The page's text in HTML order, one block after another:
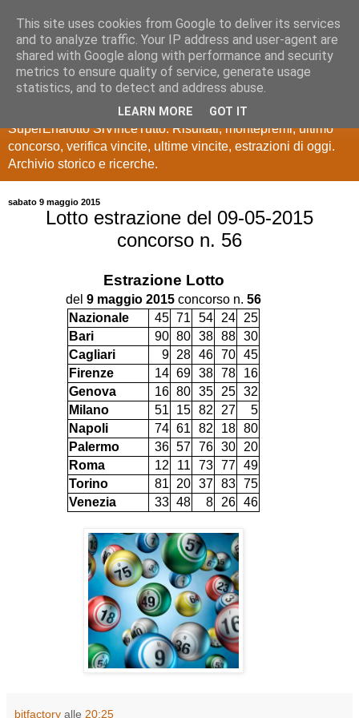
Estrazioni Lotto
SuperEnalotto
Ultime estrazioni di Lotto, SuperEnalotto, 10 e lotto,
SuperEnalotto SiVinceTutto. Risultati, montepremi, ultimo
concorso, verifica vincite, ultime vincite, estrazioni di oggi.
Archivio storico e ricerche.
sabato 9 maggio 2015
Lotto estrazione del 09-05-2015
concorso n. 56
Estrazione Lotto
del 9 maggio 2015 concorso n. 56
Nazionale
45 71 54 24
25
Bari
90 80 38 88 30
Cagliari
9 28 46 70 45
Firenze
14 69 38 78
16
Genova
16 80 35 25 32
Milano
51 15 82 27
5
Napoli
74 61 82 18 80
Palermo
36 57 76 30
20
Roma
12 11 73 77 49
Torino
81 20 37 83 75
Venezia
33 48 8 26 46
bitfactory alle 20:25
This site uses cookies from Google to deliver its services
and to analyze traffic. Your IP address and user-agent are
shared with Google along with performance and security
metrics to ensure quality of service, generate usage
statistics, and to detect and address abuse.
LEARN MORE GOT IT